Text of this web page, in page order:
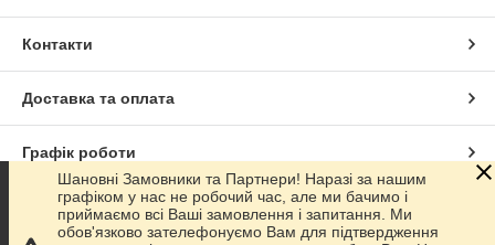
Контакти
Доставка та оплата
Графік роботи
Повна версія сайту
Шановні Замовники та Партнери! Наразі за нашим
графіком у нас не робочий час, але ми бачимо і
приймаємо всі Ваші замовлення і запитання. Ми
обов'язково зателефонуємо Вам для підтвердження